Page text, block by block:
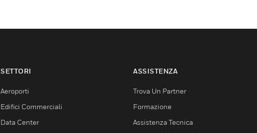
SETTORI
Aeroporti
Edifici Commerciali
Data Center
ASSISTENZA
Trova Un Partner
Formazione
Assistenza Tecnica